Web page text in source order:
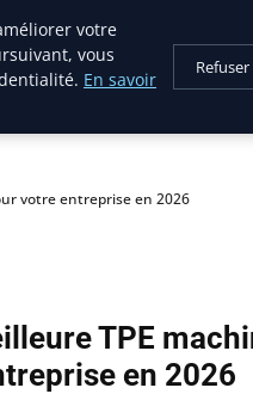
votre entreprise en 2026
TPE
en 2026
votre
vous
En savoir
Refuser